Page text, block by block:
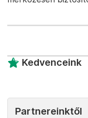
Kedvenceink
Partnereinktől